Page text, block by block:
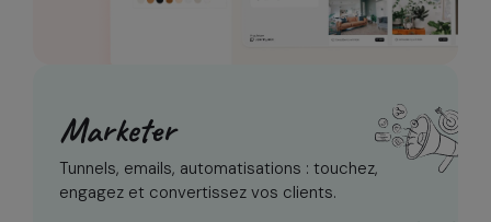
Marketer
Tunnels, emails, automatisations : touchez,
engagez et convertissez vos clients.